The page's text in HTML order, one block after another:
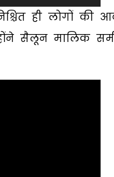
ही लोगों की
सैलून मालिक